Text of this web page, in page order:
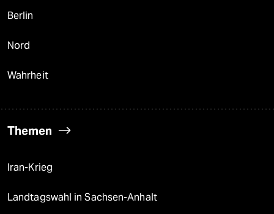
Berlin
Nord
Wahrheit
Themen
Iran-Krieg
Landtagswahl in Sachsen-Anhalt